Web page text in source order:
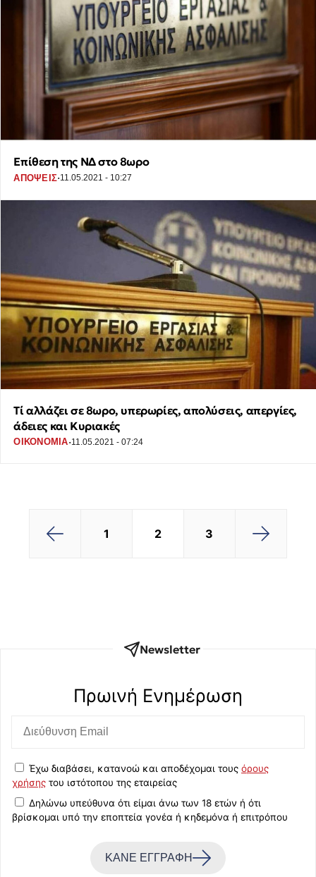
Επίθεση της ΝΔ στο 8ωρο
ΑΠΟΨΕΙΣ·11.05.2021 - 10:27
Τί αλλάζει σε 8ωρο, υπερωρίες, απολύσεις, απεργίες,
άδειες και Κυριακές
ΟΙΚΟΝΟΜΙΑ·11.05.2021 - 07:24
2 3
Newsletter
Πρωινή Eνημέρωση
Έχω διαβάσει, κατανοώ και αποδέχομαι τους όρους
χρήσης του ιστότοπου της εταιρείας
Δηλώνω υπεύθυνα ότι είμαι άνω των 18 ετών ή ότι
βρίσκομαι υπό την εποπτεία γονέα ή κηδεμόνα ή επιτρόπου
ΚΑΝΕ ΕΓΓΡΑΦΗ